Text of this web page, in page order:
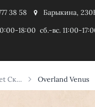
38 58
Барыкина,
18:00 сб.-вс. 11:00-
Laparet Скидка Overland Venus